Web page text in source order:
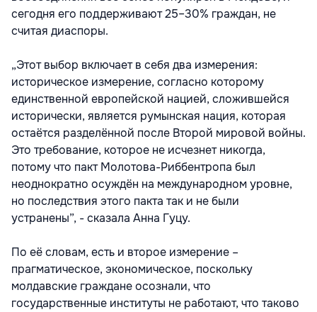
сегодня его поддерживают 25–30% граждан, не
считая диаспоры.
„Этот выбор включает в себя два измерения:
историческое измерение, согласно которому
единственной европейской нацией, сложившейся
исторически, является румынская нация, которая
остаётся разделённой после Второй мировой войны.
Это требование, которое не исчезнет никогда,
потому что пакт Молотова-Риббентропа был
неоднократно осуждён на международном уровне,
но последствия этого пакта так и не были
устранены”, - сказала Анна Гуцу.
По её словам, есть и второе измерение –
прагматическое, экономическое, поскольку
молдавские граждане осознали, что
государственные институты не работают, что таково